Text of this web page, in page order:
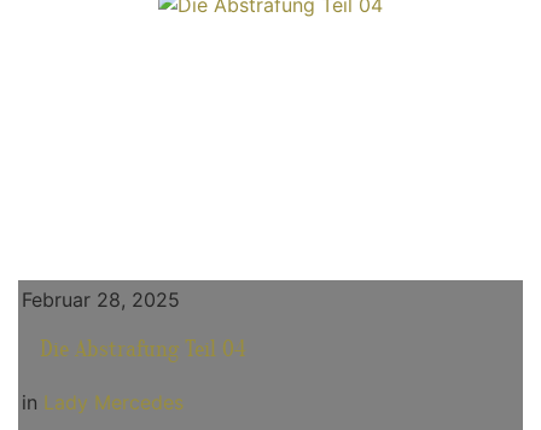
Februar 28, 2025
Die Abstrafung Teil 04
in Lady Mercedes